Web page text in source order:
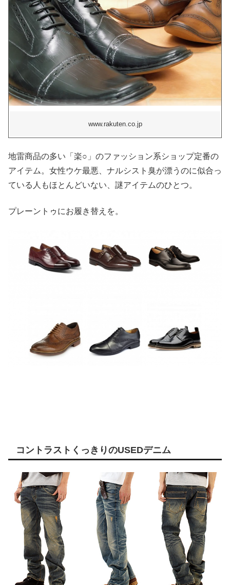
www.rakuten.co.jp
地雷商品の多い「楽○」のファッション系ショップ定番の
アイテム。女性ウケ最悪、ナルシスト臭が漂うのに似合っ
ている人もほとんどいない、謎アイテムのひとつ。
プレーントゥにお履き替えを。
コントラストくっきりのUSEDデニム